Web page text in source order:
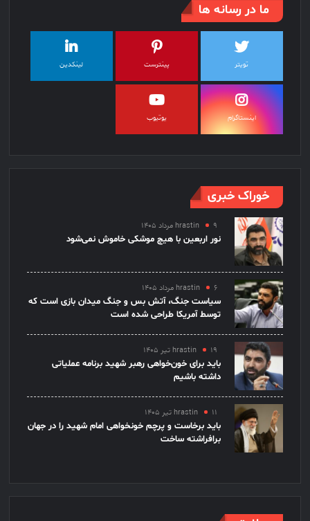
ما در رسانه ها
تویتر پینترست لینکدین
اینستاگرام یوتیوب
خوراک خبری
hrastin ۹ مرداد ۱۴۰۵
نور اربعین با هیچ موشکی خاموش نمی‌شود
hrastin ۶ مرداد ۱۴۰۵
سیاست جنگ، آتش بس و جنگ میدان بازی است که
توسط آمریکا طراحی شده است
hrastin ۱۹ تیر ۱۴۰۵
باید برای خون‌خواهی رهبر شهید برنامه عملیاتی
داشته باشیم
hrastin ۱۱ تیر ۱۴۰۵
باید برخاست و پرچم خونخواهی امام شهید را در جهان
برافراشته ساخت